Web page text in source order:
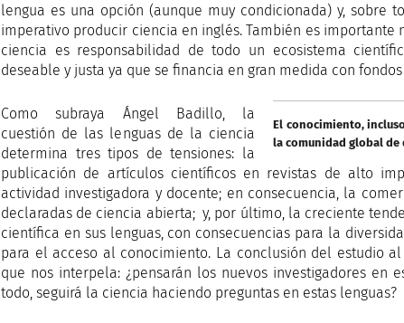
lengua es una opción (aunque muy condicionada) y, sobre
imperativo producir ciencia en inglés. También es
ciencia es responsabilidad de todo un ecosistema
deseable y justa ya que se financia en gran medida con
El conocimiento,
la comunidad global
Como subraya Ángel Badillo, la
cuestión de las lenguas de la ciencia
determina tres tipos de tensiones: la
publicación de artículos científicos en revistas de alto
actividad investigadora y docente; en consecuencia, la
declaradas de ciencia abierta; y, por último, la creciente
científica en sus lenguas, con consecuencias para la
para el acceso al conocimiento. La conclusión del estudio
que nos interpela: ¿pensarán los nuevos investigadores en
todo, seguirá la ciencia haciendo preguntas en estas lenguas?